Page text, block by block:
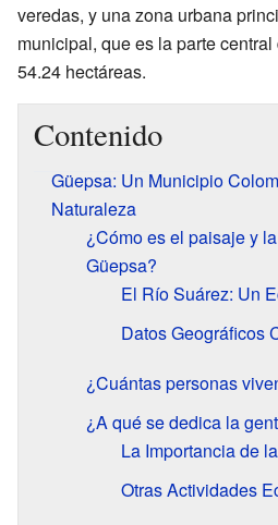
veredas, y una zona urbana
municipal, que es la parte
54.24 hectáreas.
Contenido
Güepsa: Un Municipio
Naturaleza
¿Cómo es el paisaje y
Güepsa?
El Río Suárez: Un
Datos Geográficos
¿Cuántas personas
¿A qué se dedica la
La Importancia de
Otras Actividades